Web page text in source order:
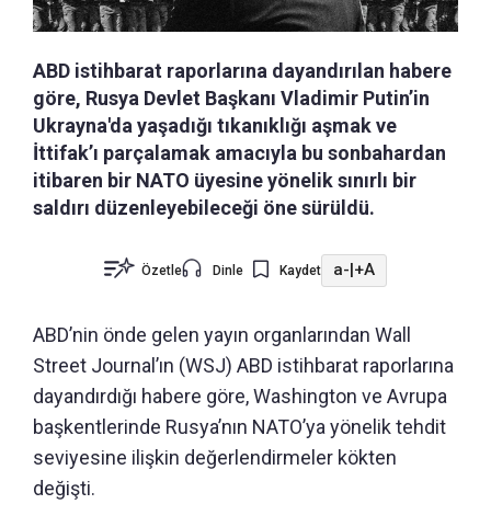
ABD istihbarat raporlarına dayandırılan habere
göre, Rusya Devlet Başkanı Vladimir Putin’in
Ukrayna'da yaşadığı tıkanıklığı aşmak ve
İttifak’ı parçalamak amacıyla bu sonbahardan
itibaren bir NATO üyesine yönelik sınırlı bir
saldırı düzenleyebileceği öne sürüldü.
Özetle Dinle Kaydet a-|+A
ABD’nin önde gelen yayın organlarından Wall
Street Journal’ın (WSJ) ABD istihbarat raporlarına
dayandırdığı habere göre, Washington ve Avrupa
başkentlerinde Rusya’nın NATO’ya yönelik tehdit
seviyesine ilişkin değerlendirmeler kökten
değişti.